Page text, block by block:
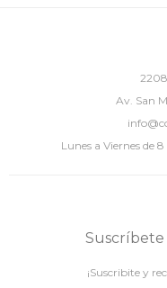
Av. San
Lunes a Viernes de
¡Suscribite y